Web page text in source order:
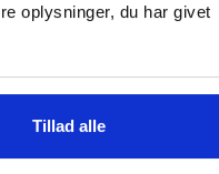
oplysninger, du har givet
Tillad alle
flad